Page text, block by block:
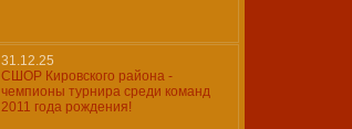
31.12.25
СШОР Кировского района -
чемпионы турнира среди команд
2011 года рождения!